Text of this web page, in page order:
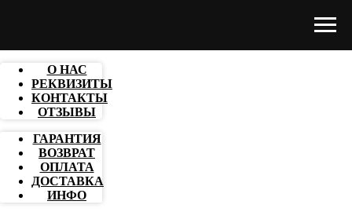
О НАС
РЕКВИЗИТЫ
КОНТАКТЫ
ОТЗЫВЫ
ГАРАНТИЯ
ВОЗВРАТ
ОПЛАТА
ДОСТАВКА
ИНФО